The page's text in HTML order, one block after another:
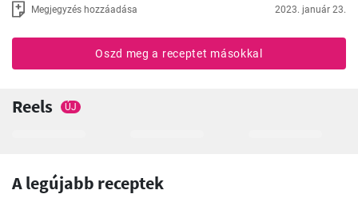
Megjegyzés hozzáadása 2023. január 23.
Oszd meg a receptet másokkal
Reels ÚJ
A legújabb receptek